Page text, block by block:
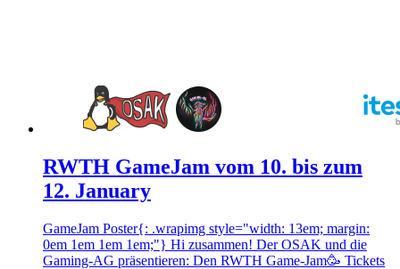
RWTH GameJam vom 10. bis zum
12. January
GameJam Poster{: .wrapimg style="width: 13em; margin:
0em 1em 1em 1em;"} Hi zusammen! Der OSAK und die
Gaming-AG präsentieren: Den RWTH Game-Jam🥳 Tickets